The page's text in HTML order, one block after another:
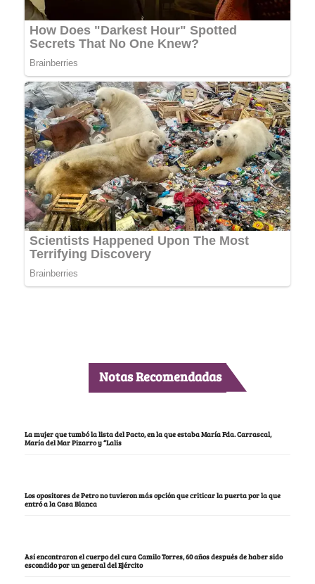
Notas Recomendadas
La mujer que tumbó la lista del Pacto, en la que estaba María Fda. Carrascal,
María del Mar Pizarro y “Lalis
Los opositores de Petro no tuvieron más opción que criticar la puerta por la que
entró a la Casa Blanca
Así encontraron el cuerpo del cura Camilo Torres, 60 años después de haber sido
escondido por un general del Ejército